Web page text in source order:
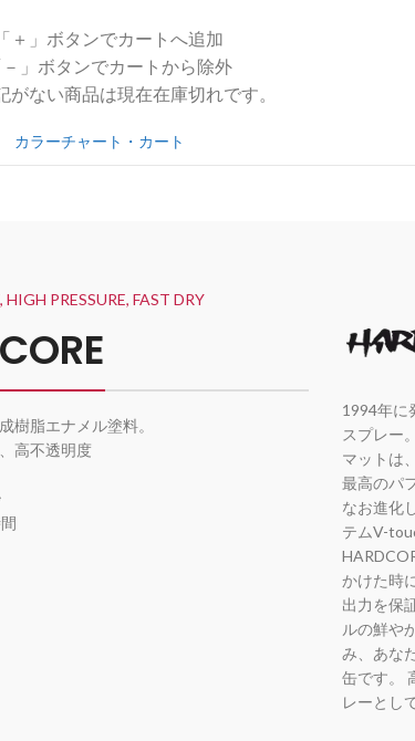
＋」ボタンでカートへ追加
」ボタンでカートから除外
ない商品は現在在庫切れです。
カラーチャート・カート
PRESSURE, FAST DRY
樹脂エナメル塗料。
高不透明度
1994年に
スプレー
マットは
最高のパ
なお進化
テムV-
かけた時
出力を保
ルの鮮や
み、あな
缶です。
レーとし